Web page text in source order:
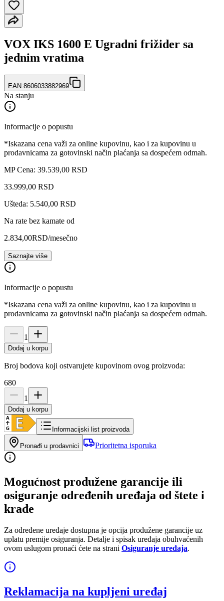
VOX IKS 1600 E Ugradni frižider sa
jednim vratima
EAN:8606033882969
Na stanju
Informacije o popustu
*Iskazana cena važi za online kupovinu, kao i za kupovinu u
prodavnicama za gotovinski način plaćanja sa dospećem odmah.
MP Cena: 39.539,00 RSD
33.999,00 RSD
Ušteda: 5.540,00 RSD
Na rate bez kamate od
2.834,00RSD/mesečno
Saznajte više
Informacije o popustu
*Iskazana cena važi za online kupovinu, kao i za kupovinu u
prodavnicama za gotovinski način plaćanja sa dospećem odmah.
1
Dodaj u korpu
Broj bodova koji ostvarujete kupovinom ovog proizvoda:
680
1
Dodaj u korpu
Informacijski list proizvoda
Pronađi u prodavnici Prioritetna isporuka
Mogućnost produžene garancije ili
osiguranje određenih uređaja od štete i
krađe
Za određene uređaje dostupna je opcija produžene garancije uz
uplatu premije osiguranja. Detalje i spisak uređaja obuhvaćenih
ovom uslugom pronaći ćete na strani Osiguranje uređaja.
Reklamacija na kupljeni uređaj